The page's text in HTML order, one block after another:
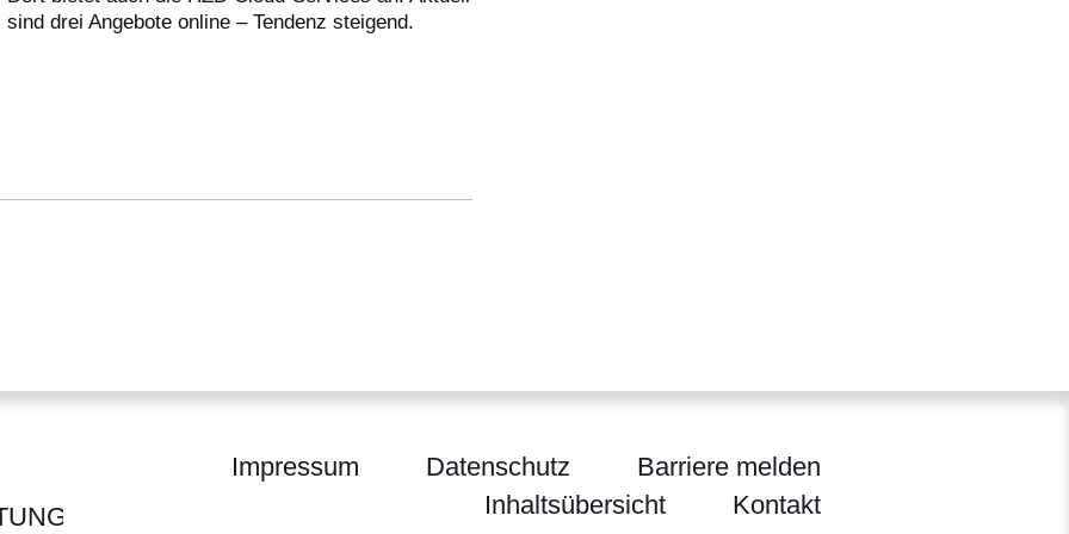
sind drei Angebote online – Tendenz steigend.
Impressum Datenschutz
Barriere melden
Inhaltsübersicht
Kontakt